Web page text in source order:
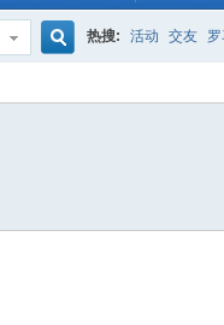
热搜: 活动 交友